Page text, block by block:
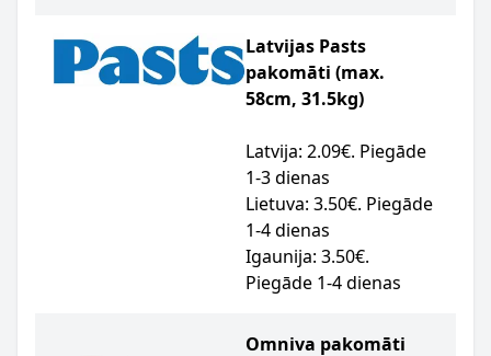
Latvijas Pasts
pakomāti (max.
58cm, 31.5kg)
Latvija: 2.09€. Piegāde
1-3 dienas
Lietuva: 3.50€. Piegāde
1-4 dienas
Igaunija: 3.50€.
Piegāde 1-4 dienas
Omniva pakomāti